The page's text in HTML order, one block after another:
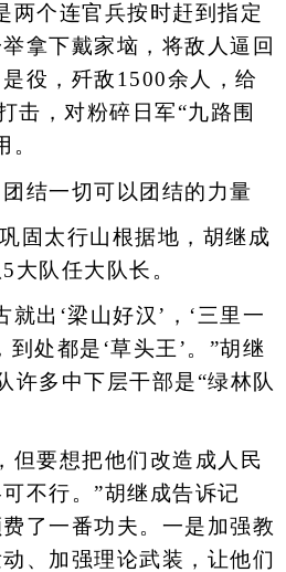
两个连官兵按时赶到指定
拿下戴家垴，将敌人逼回
役，歼敌1500余人，给
击，对粉碎日军“九路围
一切可以团结的力量
太行山根据地，胡继成
大队任大队长。
出‘梁山好汉’，‘三里一
处都是‘草头王’。”胡继
许多中下层干部是“绿林队
要想把他们改造成人民
不行。”胡继成告诉记
了一番功夫。一是加强教
、加强理论武装，让他们